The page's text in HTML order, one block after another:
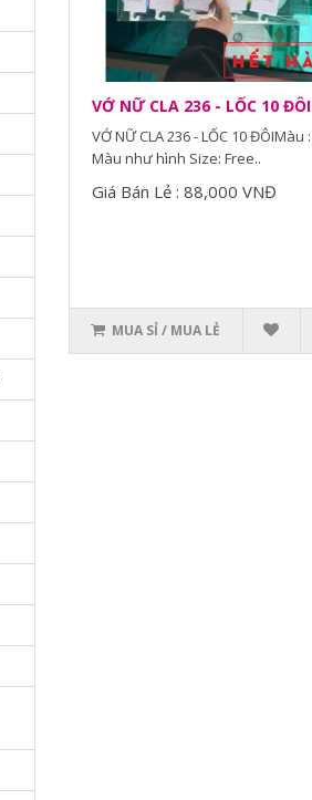
VỚ NỮ CLA 236 - LỐC 10 ĐÔI
VỚ NỮ CLA 236 - LỐC 10 ĐÔIMàu :
Màu như hình Size: Free..
Giá Bán Lẻ : 88,000 VNĐ
MUA SỈ / MUA LẺ